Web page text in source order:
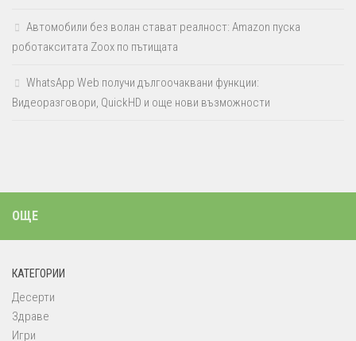
Автомобили без волан стават реалност: Amazon пуска
роботакситата Zoox по пътищата
WhatsApp Web получи дългоочаквани функции:
Видеоразговори, QuickHD и още нови възможности
ОЩЕ
КАТЕГОРИИ
Десерти
Здраве
Игри